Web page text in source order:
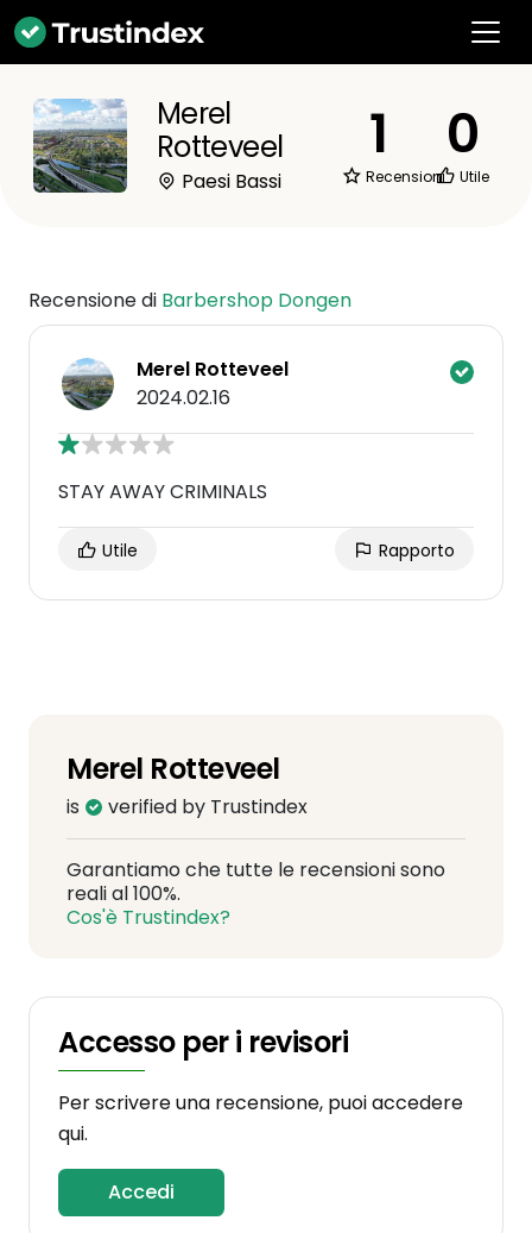
Merel
Rotteveel
Paesi Bassi
1
Recensioni
0
Utile
Recensione di Barbershop Dongen
Merel Rotteveel
2024.02.16
STAY AWAY CRIMINALS
Utile Rapporto
Merel Rotteveel
is verified by Trustindex
Garantiamo che tutte le recensioni sono
reali al 100%.
Cos'è Trustindex?
Accesso per i revisori
Per scrivere una recensione, puoi accedere
qui.
Accedi